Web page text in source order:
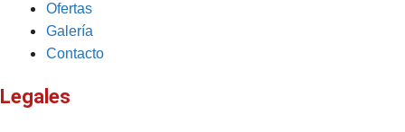
Ofertas
Galería
Contacto
Legales